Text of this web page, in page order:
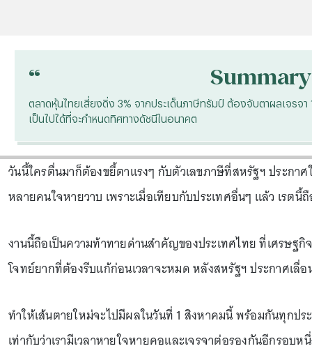
“ Summary
ตลาดหุ้นไทยเสี่ยงดิ่ง 3% จากประเด็นภาษีทรัมป์ ต้องจับตาผลเจรจา
เป็นไปได้ที่จะกำหนดทิศทางดัชนีในอนาคต
วันนี้ใครตื่นมาก็ต้องขยี้ตาแรงๆ กับตัวเลขภาษีที่สหรัฐฯ ประกาศ
หลายคนใจหายวาบ เพราะเมื่อเทียบกับประเทศอื่นๆ แล้ว เรตนี้
งานนี้ถือเป็นความท้าทายด่านสำคัญของประเทศไทย ที่เศรษฐ
โจทย์ยากที่ต้องรีบแก้ก่อนเวลาจะหมด หลังสหรัฐฯ ประกาศเลื่
ทำให้เส้นตายใหม่จะไปมีผลในวันที่ 1 สิงหาคมนี้ พร้อมกันทุกป
เท่ากับว่าเรามีเวลาหายใจหายคอและเจรจาต่อรองกันอีกรอบห